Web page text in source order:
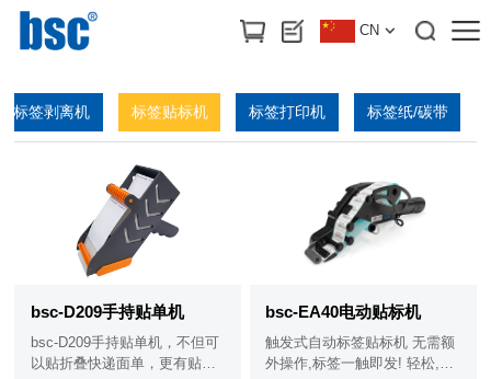
CN
首页 > 产品中心
标签剥离机 标签贴标机 标签打印机 标签纸/碳带
bsc-D209手持贴单机
bsc-D209手持贴单机，不但可
以贴折叠快递面单，更有贴卷
bsc-EA40电动贴标机
触发式自动标签贴标机 无需额
外操作,标签一触即发! 轻松,便